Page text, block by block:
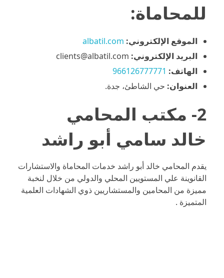
للمحاماة:
الموقع الإلكتروني: albatil.com
البريد الإلكتروني:
الهاتف: 966126777771
العنوان: حي الشاطئ، جدة.
2- مكتب المحامي
خالد سامي أبو راشد
يقدم المحامي خالد أبو راشد خدمات المحاماة والاستشارات
القانوينة علي المستويين المحلي والدولي من خلال لنخبة
مميزة من المحامين والمستشاريين ذوي الشهادات العلمية
المتميزة .